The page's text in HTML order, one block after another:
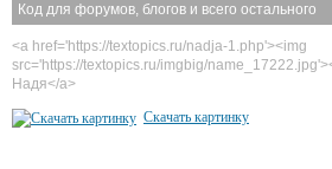
Код для форумов, блогов и всего остального
<a href='https://textopics.ru/nadja-1.php'><img
src='https://textopics.ru/imgbig/
Надя</a>
Скачать картинку